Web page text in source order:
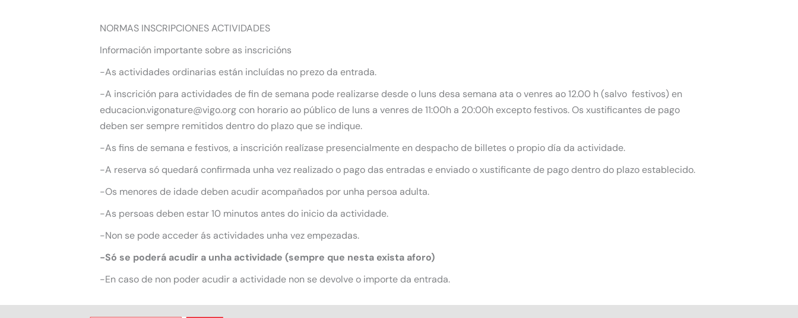
NORMAS INSCRIPCIONES ACTIVIDADES
Información importante sobre as inscricións
-As actividades ordinarias están incluídas no prezo da entrada.
-A inscrición para actividades de fin de semana pode realizarse desde o luns desa semana ata o venres ao 12.00 h (salvo festivos) en
educacion.vigonature@vigo.org con horario ao público de luns a venres de 11:00h a 20:00h excepto festivos. Os xustificantes de pago
deben ser sempre remitidos dentro do plazo que se indique.
-As fins de semana e festivos, a inscrición realízase presencialmente en despacho de billetes o propio día da actividade.
-A reserva só quedará confirmada unha vez realizado o pago das entradas e enviado o xustificante de pago dentro do plazo establecido.
-Os menores de idade deben acudir acompañados por unha persoa adulta.
-As persoas deben estar 10 minutos antes do inicio da actividade.
-Non se pode acceder ás actividades unha vez empezadas.
-Só se poderá acudir a unha actividade (sempre que nesta exista aforo)
-En caso de non poder acudir a actividade non se devolve o importe da entrada.